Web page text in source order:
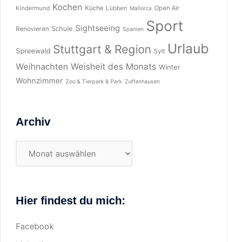
Kindermund Kochen Küche Lübben Mallorca Open Air
Renovieren Schule Sightseeing Spanien Sport
Spreewald Stuttgart & Region Sylt Urlaub
Weihnachten Weisheit des Monats Winter
Wohnzimmer Zoo & Tierpark & Park Zuffenhausen
Archiv
Hier findest du mich:
Facebook